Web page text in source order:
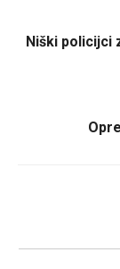
Niški policijci